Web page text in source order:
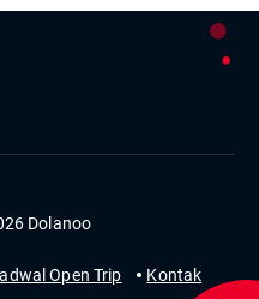
Dolanoo
Open Trip Kontak